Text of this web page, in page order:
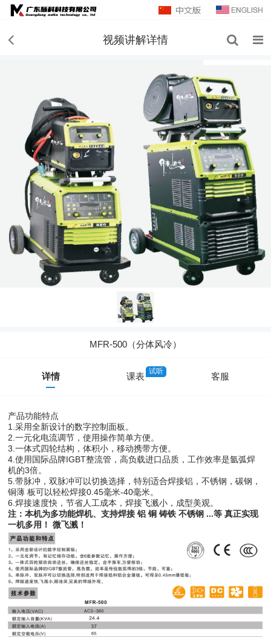
视频讲解详情
MFR-500（分体风冷）
详情 课表 试听 客服
产品功能特点
1.采用全新设计的数字控制面板。
2.一元化电流调节，使用操作简单方便。
3.一体式四轮结构，体积小，移动携带方便。
4.使用国际品牌IGBT整流管，高负载进口品质，工作效率是氩弧焊
机的3倍。
5.带脉冲，双脉冲可以切换选择，特别适合焊接铝，不锈钢，碳钢，
铜薄 板可以轻松焊接0.45毫米-40毫米。
6.焊接速度快，节省人工成本，焊接飞溅小，成型美观。
注：本机为多功能焊机、支持焊接 铝 铜 铸铁 不锈钢 ...等 真正实现
一机多用！ 微飞溅！